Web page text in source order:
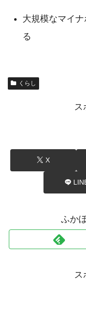
大規模なマイ
る
くらし
ス
X
ふか
ス